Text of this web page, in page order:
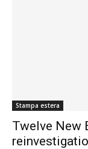
Stampa estera
Twelve New